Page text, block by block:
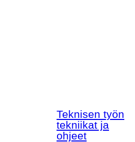
Teknisen työn
tekniikat ja
ohjeet